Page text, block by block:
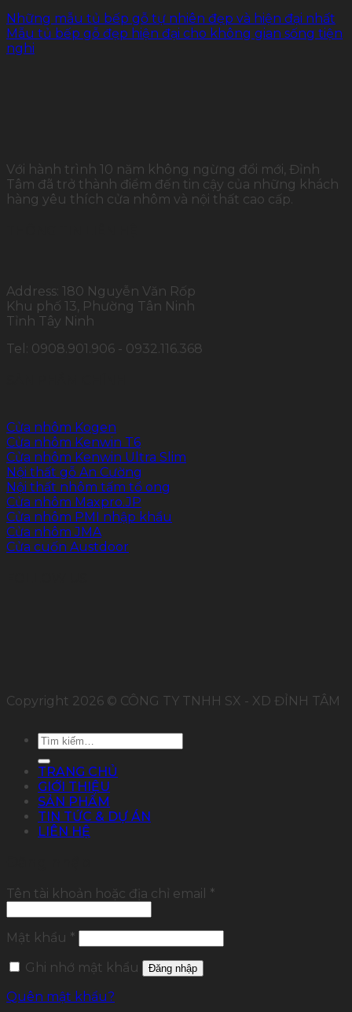
Những mẫu tủ bếp gỗ tự nhiên đẹp và hiện đại nhất
Mẫu tủ bếp gỗ đẹp hiện đại cho không gian sống tiện
nghi
Với hành trình 10 năm không ngừng đổi mới, Đỉnh
Tâm đã trở thành điểm đến tin cậy của những khách
hàng yêu thích cửa nhôm và nội thất cao cấp.
Address: 180 Nguyễn Văn Rốp
Khu phố 13, Phường Tân Ninh
Tỉnh Tây Ninh
Tel: 0908.901.906 - 0932.116.368
Cửa nhôm Kogen
Cửa nhôm Kenwin T6
Cửa nhôm Kenwin Ultra Slim
Nội thất gỗ An Cường
Nội thất nhôm tấm tổ ong
Cửa nhôm Maxpro.JP
Cửa nhôm PMI nhập khẩu
Cửa nhôm JMA
Cửa cuốn Austdoor
Copyright 2026 © CÔNG TY TNHH SX - XD ĐỈNH TÂM
Tìm
kiếm:
TRANG CHỦ
GIỚI THIỆU
SẢN PHẨM
TIN TỨC & DỰ ÁN
LIÊN HỆ
Tên tài khoản hoặc địa chỉ email *
Mật khẩu *
Ghi nhớ mật khẩu
Đăng nhập
Quên mật khẩu?